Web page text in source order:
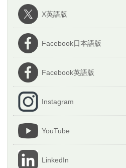
X英語版
Facebook日本語版
Facebook英語版
Instagram
YouTube
LinkedIn